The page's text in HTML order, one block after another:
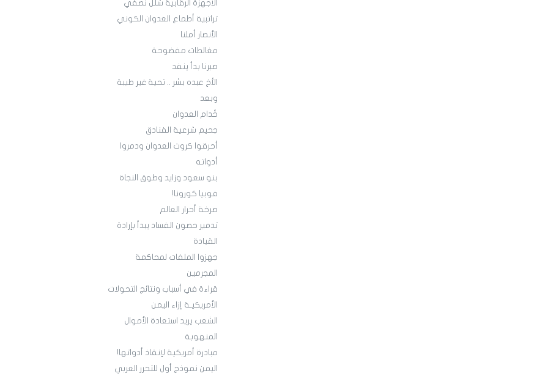
الأجهزة الرقابية شلل نصفي
تراتبية أطماع العدوان الكوني
الأنصار أملنا
مغالطات مفضوحة
صبرنا بدأ ينفد
الأخ عبده بشر .. تحية غير طيبة
وبعد
خُدام العدوان
جحيم شرعية الفنادق
أحرقوا كروت العدوان ودمروا
أدواته
بنو سعود وزايد وطوق النجاة
فوبيا كورونا!
صرخة أحرار العالم
تدمير حصون الفساد يبدأ بإرادة
القيادة
جهزوا الملفات لمحاكمة
المجرمين
قراءة في أسباب ونتائج التحولات
الأمريكيـة إزاء اليمن
الشعب يريد استعادة الأموال
المنهوبة
مبادرة أمريكية لإنقاذ أدواتها!
اليمن نموذج أول للتحرر العربي